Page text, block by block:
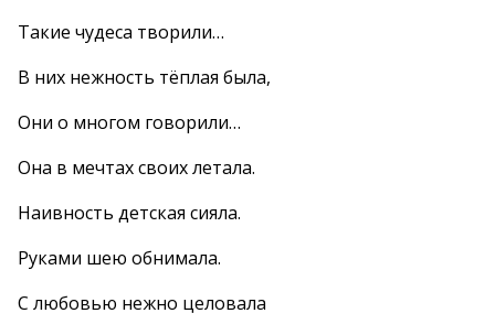
Такие чудеса творили…
В них нежность тёплая была,
Они о многом говорили…
Она в мечтах своих летала.
Наивность детская сияла.
Руками шею обнимала.
С любовью нежно целовала